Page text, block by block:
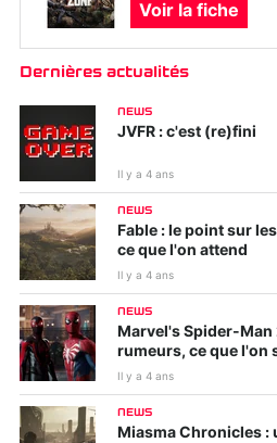
Voir la fiche
Dernières actualités
NEWS
JVFR : c'est (re)fini
Il y a 4 ans
NEWS
Fable : le point sur
ce que l'on attend
Il y a 4 ans
NEWS
Marvel's Spider-Man
rumeurs, ce que l'on
Il y a 4 ans
NEWS
Miasma Chronicles :